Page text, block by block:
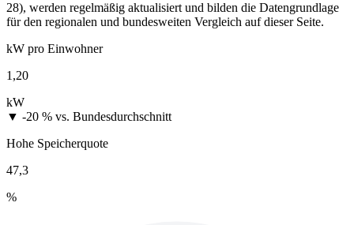
28), werden regelmäßig aktualisiert und bilden die Datengrundlage
für den regionalen und bundesweiten Vergleich auf dieser Seite.
kW pro Einwohner
1,20
kW
▼ -20 % vs. Bundesdurchschnitt
Hohe Speicherquote
47,3
%